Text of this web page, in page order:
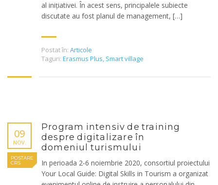
al inițiativei. În acest sens, principalele subiecte
discutate au fost planul de management, […]
Postat în: Articole
Taguri: Erasmus Plus, Smart village
09
NOV.
POSTARE
CRS
Program intensiv de training
despre digitalizare în
domeniul turismului
In perioada 2-6 noiembrie 2020, consortiul proiectului
Your Local Guide: Digital Skills in Tourism a organizat